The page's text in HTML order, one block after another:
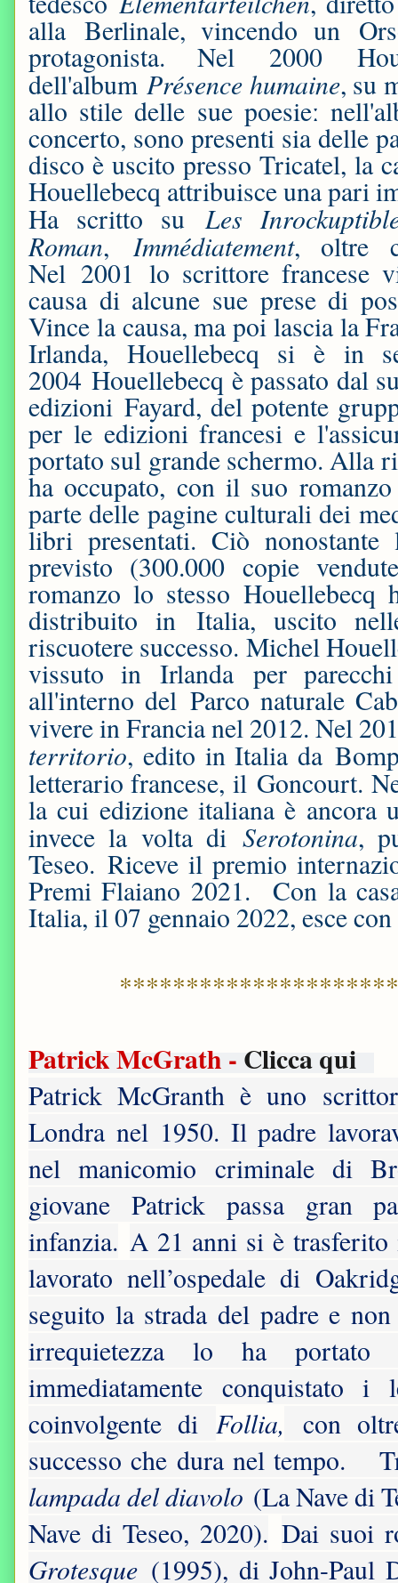
alla Berlinale, vincendo un
protagonista. Nel 2000
dell'albumPrésence humaine, su
allo stile delle sue poesieː
concerto, sono presenti sia delle
disco è uscito presso Tricatel, la
Houellebecq attribuisce una pari
Ha scritto suLes
Roman,Immédiatement, oltre
Nel 2001 lo scrittore francese
causa di alcune sue prese di
Vince la causa, ma poi lascia la
Irlanda, Houellebecq si è in
2004 Houellebecq è passato dal
edizioni Fayard, del potente
per le edizioni francesi e
portato sul grande schermo. Alla
ha occupato, con il suo
parte delle pagine culturali dei
libri presentati. Ciò
previsto (300.000 copie
romanzo lo stesso
distribuito in Italia, uscito
riscuotere successo. Michel
vissuto in Irlanda per
all'interno del Parco naturale
vivere in Francia nel 2012. Nel
territorio, edito in Italia da
letterario francese, il Goncourt.
la cui edizione italiana è ancora
invece la volta diSerotonina,
Teseo. Riceve il premio
Premi Flaiano 2021. Con la
Italia, il 07 gennaio 2022, esce
Patrick McGrath - Clicca qui
Patrick McGranth è uno
Londra nel 1950. Il padre
nel manicomio criminale di
giovane Patrick passa gran
infanzia. A 21 anni si è trasferito
lavorato nell’ospedale di
seguito la strada del padre e
irrequietezza lo ha
immediatamente
coinvolgente diFollia, con
successo che dura nel tempo.
lampada del diavolo (La Nave di
Nave di Teseo, 2020). Dai suoi
Grotesque (1995), di John-Paul